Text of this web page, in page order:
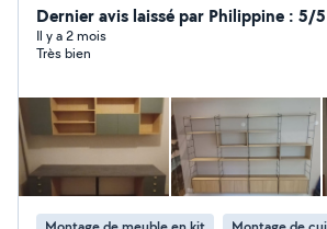
étagères. Électricité. montage des
montage de cuisine... Disponible pour
vos travaux avec un prix raisonnable
Dernier avis laissé par Philippine : 5/5
Il y a 2 mois
Très bien